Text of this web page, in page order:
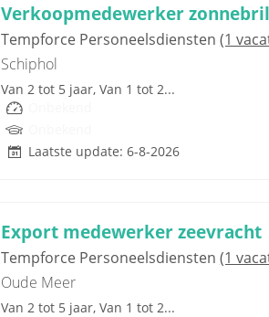
Verkoopmedewerker
Tempforce Personeelsdiensten (1
Schiphol
Van 2 tot 5 jaar, Van 1 tot 2...
Laatste update: 6-8-2026
Export medewerker zeevracht
Tempforce Personeelsdiensten (1
Oude Meer
Van 2 tot 5 jaar, Van 1 tot 2...